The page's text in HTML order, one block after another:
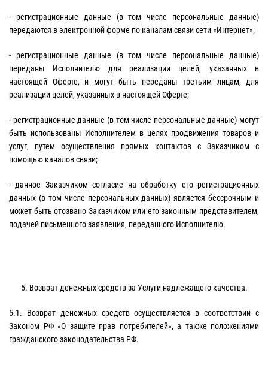
- регистрационные данные (в том числе персональные данные)
передаются в электронной форме по каналам связи сети «Интернет»;
- регистрационные данные (в том числе персональные данные)
переданы Исполнителю для реализации целей, указанных в
настоящей Оферте, и могут быть переданы третьим лицам, для
реализации целей, указанных в настоящей Оферте;
- регистрационные данные (в том числе персональные данные) могут
быть использованы Исполнителем в целях продвижения товаров и
услуг, путем осуществления прямых контактов с Заказчиком с
помощью каналов связи;
- данное Заказчиком согласие на обработку его регистрационных
данных (в том числе персональных данных) является бессрочным и
может быть отозвано Заказчиком или его законным представителем,
подачей письменного заявления, переданного Исполнителю.
5. Возврат денежных средств за Услуги надлежащего качества.
5.1. Возврат денежных средств осуществляется в соответствии с
Законом РФ «О защите прав потребителей», а также положениями
гражданского законодательства РФ.